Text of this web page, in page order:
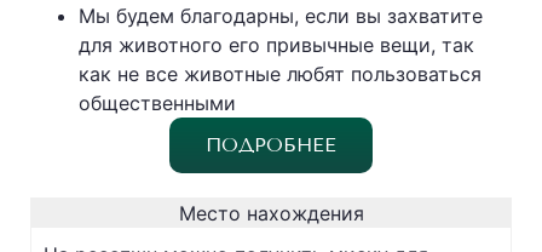
Мы будем благодарны, если вы захватите
для животного его привычные вещи, так
как не все животные любят пользоваться
общественными
ПОДРОБНЕЕ
Место нахождения